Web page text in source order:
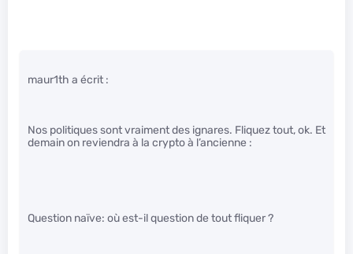
maur1th a écrit :
Nos politiques sont vraiment des ignares. Fliquez tout, ok. Et
demain on reviendra à la crypto à l’ancienne :
Question naïve: où est-il question de tout fliquer ?